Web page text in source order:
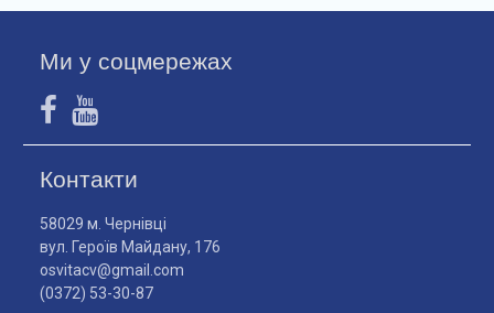
Ми у соцмережах
Контакти
58029 м. Чернівці
вул. Героїв Майдану, 176
osvitacv@gmail.com
(0372) 53-30-87